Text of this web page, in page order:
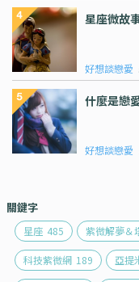
星座微故
好想談戀愛
什麼是戀
好想談戀愛
關鍵字
星座 485 紫微解夢＆
科技紫微網 189 亞提